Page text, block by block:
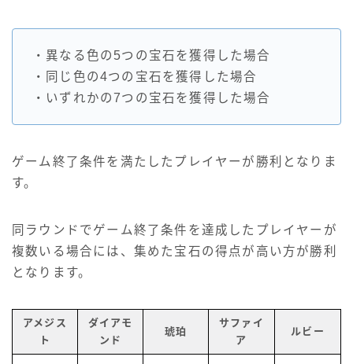
・異なる色の5つの宝石を獲得した場合
・同じ色の4つの宝石を獲得した場合
・いずれかの7つの宝石を獲得した場合
ゲーム終了条件を満たしたプレイヤーが勝利となりま
す。
同ラウンドでゲーム終了条件を達成したプレイヤーが
複数いる場合には、集めた宝石の得点が高い方が勝利
となります。
アメジス
ト
ダイアモ
ンド
琥珀
サファイ
ア
ルビー